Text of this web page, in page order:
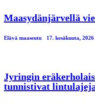
Maasydänjärvellä
Elävä maaseutu 17. kesäkuuta, 2026
Jyringin
tunnistivat